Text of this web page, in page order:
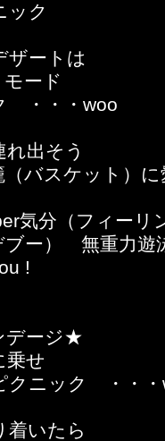
ック
ザートは
ード
・・・woo
出そう
バスケット）
気分（フィーリ
ブー） 無重力遊
!
デージ★
せ
クニック ・・・
いたら